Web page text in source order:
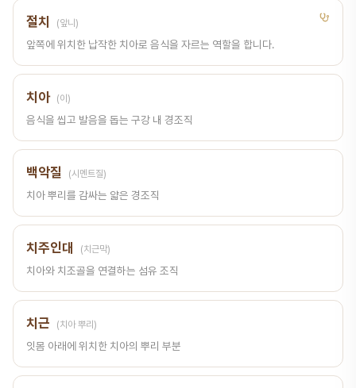
절치 (앞니)
앞쪽에 위치한 납작한 치아로 음식을 자르는 역할을 합니다.
치아 (이)
음식을 씹고 발음을 돕는 구강 내 경조직
백악질 (시멘트질)
치아 뿌리를 감싸는 얇은 경조직
치주인대 (치근막)
치아와 치조골을 연결하는 섬유 조직
치근 (치아 뿌리)
잇몸 아래에 위치한 치아의 뿌리 부분